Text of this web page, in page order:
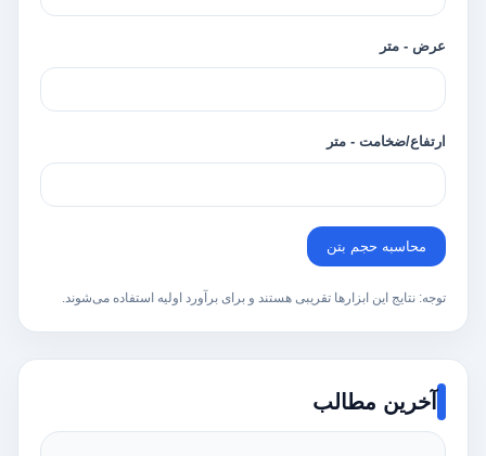
عرض - متر
ارتفاع/ضخامت - متر
محاسبه حجم بتن
توجه: نتایج این ابزارها تقریبی هستند و برای برآورد اولیه استفاده می‌شوند.
آخرین مطالب